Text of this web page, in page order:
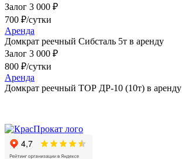
Залог 3 000 ₽
700 ₽/сутки
Аренда
Домкрат реечный Сибсталь 5т в аренду
Залог 3 000 ₽
800 ₽/сутки
Аренда
Домкрат реечный ТОР ДР-10 (10т) в аренду